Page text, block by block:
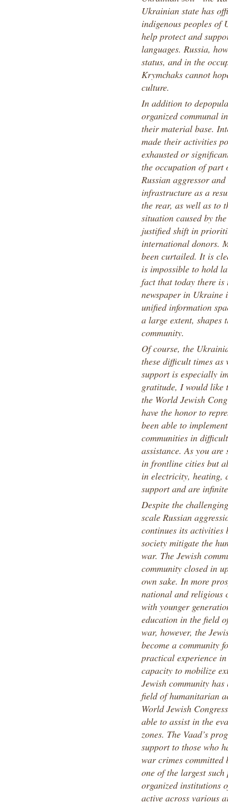
Ukrainian state has
indigenous peoples of
help protect and
languages. Russia,
status, and in the
Krymchaks cannot
culture.
In addition to
organized communal
their material base.
made their activities
exhausted or
the occupation of
Russian aggressor
infrastructure as a
the rear, as well as to
situation caused by
justified shift in
international donors.
been curtailed. It is
is impossible to hold
fact that today there
newspaper in Ukraine
unified information
a large extent, shapes
community.
Of course, the
these difficult times
support is especially
gratitude, I would like
the World Jewish
have the honor to
been able to
communities in
assistance. As you
in frontline cities but
in electricity, heating,
support and are
Despite the
scale Russian
continues its activities
society mitigate the
war. The Jewish
community closed in
own sake. In more
national and religious
with younger
education in the field
war, however, the
become a community
practical experience
capacity to mobilize
Jewish community
field of humanitarian
World Jewish
able to assist in the
zones. The Vaad’s
support to those who
war crimes committed
one of the largest
organized institutions
active across various